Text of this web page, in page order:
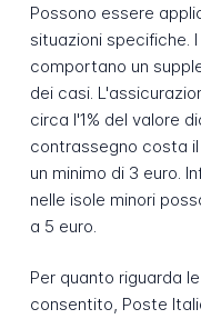
Possono essere
situazioni specifiche.
comportano un
dei casi.
circa l'1% del valore
contrassegno costa
un minimo di 3 euro.
nelle isole minori
a 5 euro.
Per quanto riguarda
consentito, Poste